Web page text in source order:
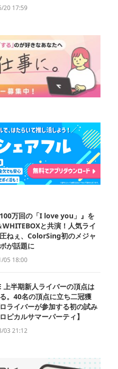
20 17:59
万回の「I love you」』を
WHITEBOXと共演！人気ライ
ねぇ、ColorSing初のメジャ
が話題に
05 18:00
上半期新人ライバーの頂点は
。40名の頂点に立ち二冠獲
ライバーが参加する初の試み
ピカルサマーパーティ】
03 21:12